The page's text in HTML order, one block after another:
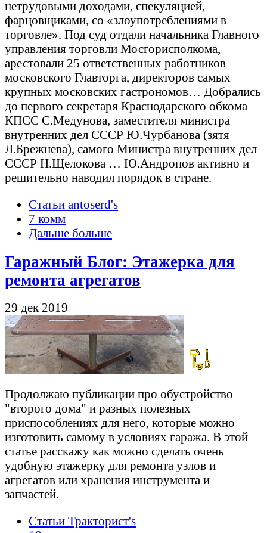
нетрудовыми доходами, спекуляцией,
фарцовщиками, со «злоупотреблениями в
торговле». Под суд отдали начальника Главного
управления торговли Мосгорисполкома,
арестовали 25 ответственных работников
московского Главторга, директоров самых
крупных московских гастрономов… Добрались
до первого секретаря Краснодарского обкома
КПСС С.Медунова, заместителя министра
внутренних дел СССР Ю.Чурбанова (зятя
Л.Брежнева), самого Министра внутренних дел
СССР Н.Щелокова … Ю.Андропов активно и
решительно наводил порядок в стране.
Статьи antoserd's
7 комм
Дальше больше
Гаражный Блог: Этажерка для
ремонта агрегатов
29 дек 2019
Продолжаю публикации про обустройство
"второго дома" и разных полезных
приспособлениях для него, которые можно
изготовить самому в условиях гаража. В этой
статье расскажу как можно сделать очень
удобную этажерку для ремонта узлов и
агрегатов или хранения инструмента и
запчастей.
Статьи Тракторист's